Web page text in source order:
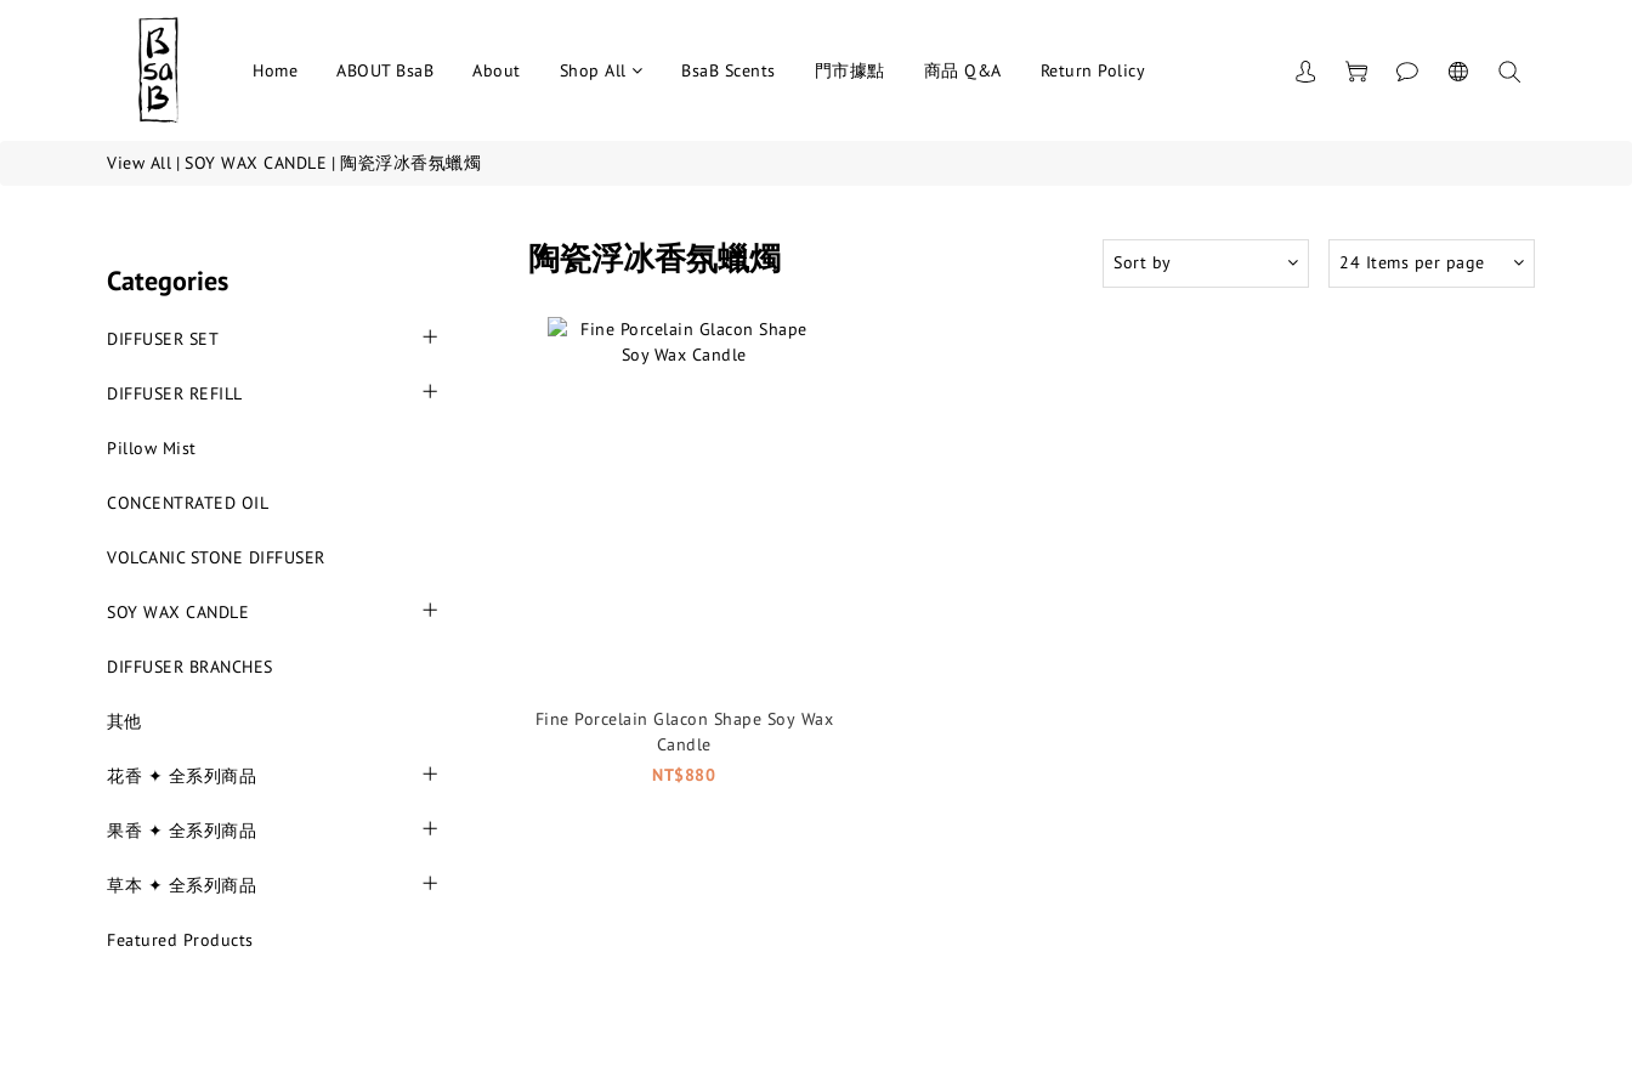
Home ABOUT BsaB About Shop All BsaB Scents 門市據點 商品 Q&A Return Policy
View All | SOY WAX CANDLE | 陶瓷浮冰香氛蠟燭
Categories
DIFFUSER SET
DIFFUSER REFILL
Pillow Mist
CONCENTRATED OIL
VOLCANIC STONE DIFFUSER
SOY WAX CANDLE
DIFFUSER BRANCHES
其他
花香 ✦ 全系列商品
果香 ✦ 全系列商品
草本 ✦ 全系列商品
Featured Products
陶瓷浮冰香氛蠟燭 Sort by 24 Items per page
Fine Porcelain Glacon Shape Soy Wax
Candle
NT$880